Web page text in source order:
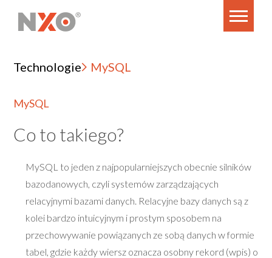
Technologie MySQL
MySQL
Co to takiego?
MySQL to jeden z najpopularniejszych obecnie silników
bazodanowych, czyli systemów zarządzających
relacyjnymi bazami danych. Relacyjne bazy danych są z
kolei bardzo intuicyjnym i prostym sposobem na
przechowywanie powiązanych ze sobą danych w formie
tabel, gdzie każdy wiersz oznacza osobny rekord (wpis) o